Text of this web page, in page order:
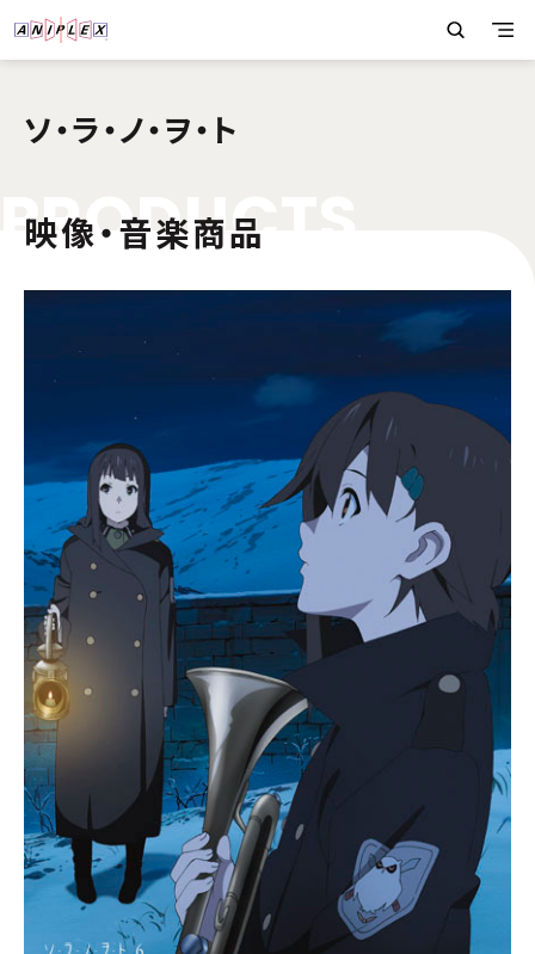
ソ・ラ・ノ・ヲ・ト
PRODUC
映像・音楽商品